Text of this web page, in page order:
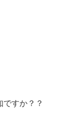
ですか？？